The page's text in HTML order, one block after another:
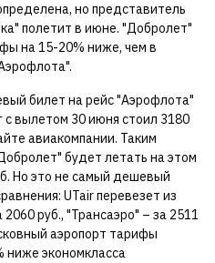
но представитель
полетит в июне. "Добролет"
на 15-20% ниже, чем в
билет на рейс "Аэрофлота"
вылетом 30 июня стоил 3180
авиакомпании. Таким
будет летать на этом
Но это не самый дешевый
UTair перевезет из
руб., "Трансаэро" – за 2511
аэропорт тарифы
ниже экономкласса